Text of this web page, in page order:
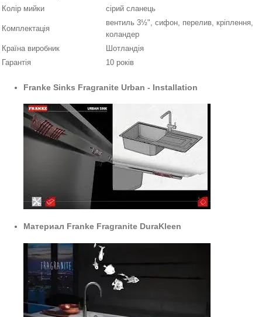
Колір мийки
сірий сланець
Комплектація
вентиль 3½", сифон, перелив, кріплення,
коландер
Країна виробник
Шотландія
Гарантія
10 років
Franke Sinks Fragranite Urban - Installation
Материал Franke Fragranite DuraKleen